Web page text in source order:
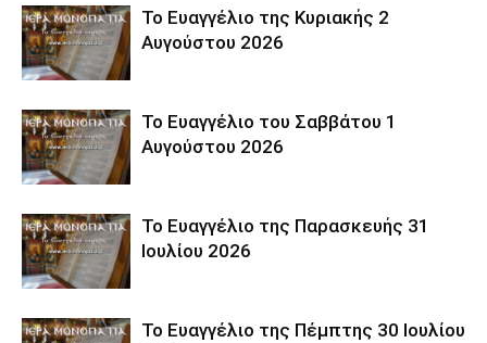
Το Ευαγγέλιο της Κυριακής 2
Αυγούστου 2026
Το Ευαγγέλιο του Σαββάτου 1
Αυγούστου 2026
Το Ευαγγέλιο της Παρασκευής 31
Ιουλίου 2026
Το Ευαγγέλιο της Πέμπτης 30 Ιουλίου